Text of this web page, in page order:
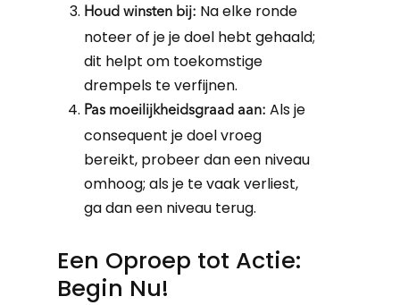
Houd winsten bij: Na elke ronde
noteer of je je doel hebt gehaald;
dit helpt om toekomstige
drempels te verfijnen.
Pas moeilijkheidsgraad aan: Als je
consequent je doel vroeg
bereikt, probeer dan een niveau
omhoog; als je te vaak verliest,
ga dan een niveau terug.
Een Oproep tot Actie:
Begin Nu!